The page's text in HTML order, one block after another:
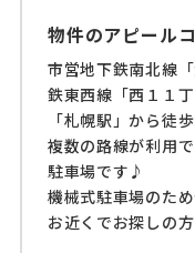
物件のアピール
市営地下鉄南北線
鉄東西線「西１１
「札幌駅」から徒
複数の路線が利用
駐車場です♪
機械式駐車場のた
お近くでお探しの